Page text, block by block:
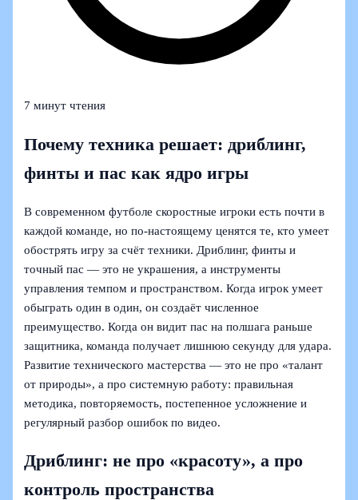
7 минут чтения
Почему техника решает: дриблинг,
финты и пас как ядро игры
В современном футболе скоростные игроки есть почти в
каждой команде, но по‑настоящему ценятся те, кто умеет
обострять игру за счёт техники. Дриблинг, финты и
точный пас — это не украшения, а инструменты
управления темпом и пространством. Когда игрок умеет
обыграть один в один, он создаёт численное
преимущество. Когда он видит пас на полшага раньше
защитника, команда получает лишнюю секунду для удара.
Развитие технического мастерства — это не про «талант
от природы», а про системную работу: правильная
методика, повторяемость, постепенное усложнение и
регулярный разбор ошибок по видео.
Дриблинг: не про «красоту», а про
контроль пространства